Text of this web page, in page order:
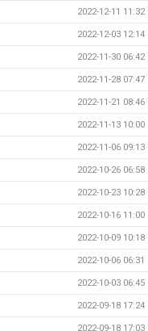
2022-12-11 11:32
2022-12-03 12:14
2022-11-30 06:42
2022-11-28 07:47
2022-11-21 08:46
2022-11-13 10:00
2022-11-06 09:13
2022-10-26 06:58
2022-10-23 10:28
2022-10-16 11:00
2022-10-09 10:18
2022-10-06 06:31
2022-10-03 06:45
2022-09-18 17:24
2022-09-18 17:03